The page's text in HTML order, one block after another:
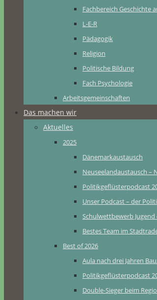
Fachbereich Geschichte
L-E-R
Pädagogik
Religion
Politische Bildung
Fach Psychologie
Arbeitsgemeinschaften
Das machen wir
Aktuelles
2025
Dänemarkaustausch
Neuseelandaustausch –
Politikgeflüsterpodcast
Unser Podcast – der
Schulwettbewerb
Bestes Team im
Best of 2026
Aula nach drei Jahren
Politikgeflüsterpodcast
Double-Sieger beim